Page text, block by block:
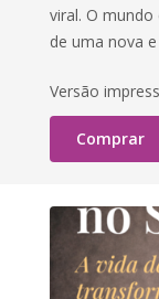
viral. O
de uma nova
Versão
Comprar